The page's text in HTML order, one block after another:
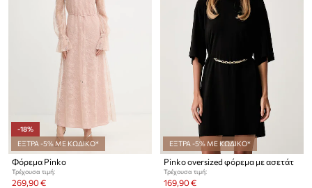
-18%
ΕΞΤΡΑ -5% ΜΕ ΚΩΔΙΚΟ*
Φόρεμα Pinko
Τρέχουσα τιμή:
269,90 €
ΕΞΤΡΑ -5% ΜΕ ΚΩΔΙΚΟ*
Pinko oversized φόρεμα με ασετάτ
Τρέχουσα τιμή:
169,90 €